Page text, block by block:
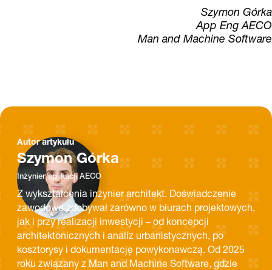
Szymon Górka
App Eng AECO
Man and Machine Software
Autor artykułu
Szymon Górka
Inżynier aplikacji AECO
Z wykształcenia inżynier architekt. Doświadczenie
zawodowe zdobywał zarówno w biurach projektowych,
jak i przy realizacji inwestycji – od koncepcji
architektonicznych i analiz urbanistycznych, po
kosztorysy i dokumentację powykonawczą. Od 2025
roku związany z Man and Machine Software, gdzie